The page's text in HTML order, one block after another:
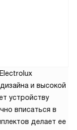
и высокой
устройству
вписаться в
делает ее